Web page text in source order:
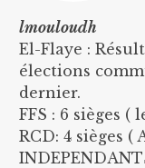
lmouloudh
El-Flaye :
élections
dernier.
FFS : 6 sièges (
RCD: 4 sièges (